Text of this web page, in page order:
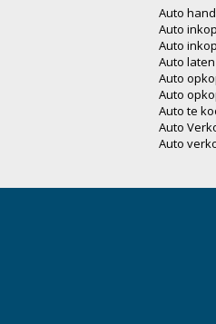
Auto
Auto
Auto
Auto
Auto
Auto
Auto te
Auto
Auto